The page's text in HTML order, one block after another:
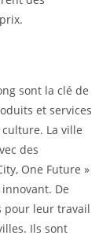
sont la clé de
et services
La ville
des
One Future »
De
pour leur travail
Ils sont